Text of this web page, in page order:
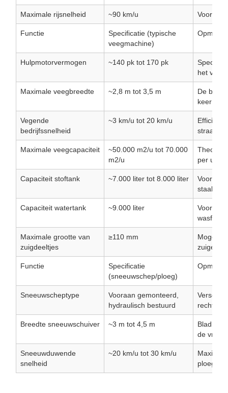
Maximale rijsnelheid ~90 km/u Voor
Functie
Specificatie (typische
veegmachine)
Hulpmotorvermogen ~140 pk tot 170 pk
Speciale
het
Maximale veegbreedte ~2,8 m tot 3,5 m
De
keer
Vegende
bedrijfssnelheid
~3 km/u tot 20 km/u
Maximale veegcapaciteit
~50.000 m2/u tot 70.000
m2/u
per uur.
Capaciteit stoftank ~7.000 liter tot 8.000 liter
Voor
staal).
Capaciteit watertank ~9.000 liter
Voor
Maximale grootte van
zuigdeeltjes
≥110 mm
zuigen
Functie
Specificatie
(sneeuwschep/ploeg)
Sneeuwscheptype
Vooraan gemonteerd,
hydraulisch bestuurd
Verschilt
recht
Breedte sneeuwschuiver ~3 m tot 4,5 m
de
Sneeuwduwende
snelheid
~20 km/u tot 30 km/u
ploegen.